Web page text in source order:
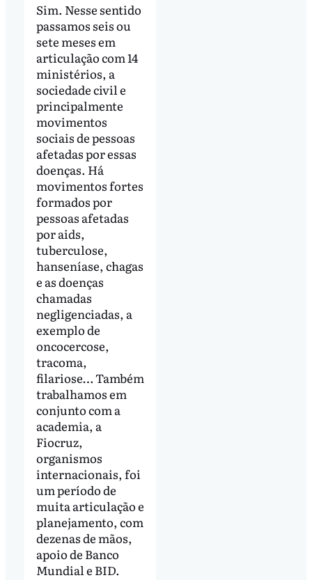
Sim. Nesse sentido
passamos seis ou
sete meses em
articulação com 14
ministérios, a
sociedade civil e
principalmente
movimentos
sociais de pessoas
afetadas por essas
doenças. Há
movimentos fortes
formados por
pessoas afetadas
por aids,
tuberculose,
hanseníase, chagas
e as doenças
chamadas
negligenciadas, a
exemplo de
oncocercose,
tracoma,
filariose… Também
trabalhamos em
conjunto com a
academia, a
Fiocruz,
organismos
internacionais, foi
um período de
muita articulação e
planejamento, com
dezenas de mãos,
apoio de Banco
Mundial e BID.